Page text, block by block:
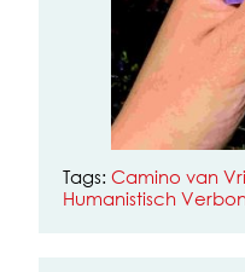
Tags: Camino van
Humanistisch